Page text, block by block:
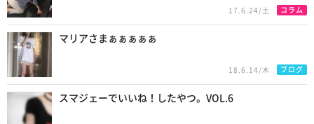
17.6.24/土 コラム
マリアさまぁぁぁぁぁ
18.6.14/木 ブログ
スマジェーでいいね！したやつ。VOL.6